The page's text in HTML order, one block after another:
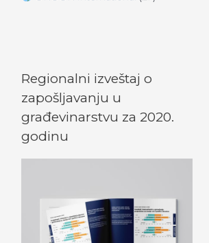
Regionalni izveštaj o
zapošljavanju u
građevinarstvu za 2020.
godinu